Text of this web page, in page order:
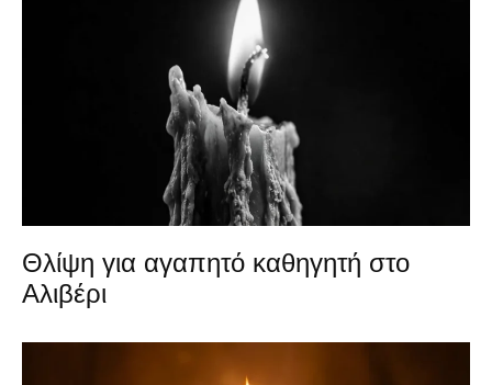
Θλίψη για αγαπητό καθηγητή στο
Αλιβέρι